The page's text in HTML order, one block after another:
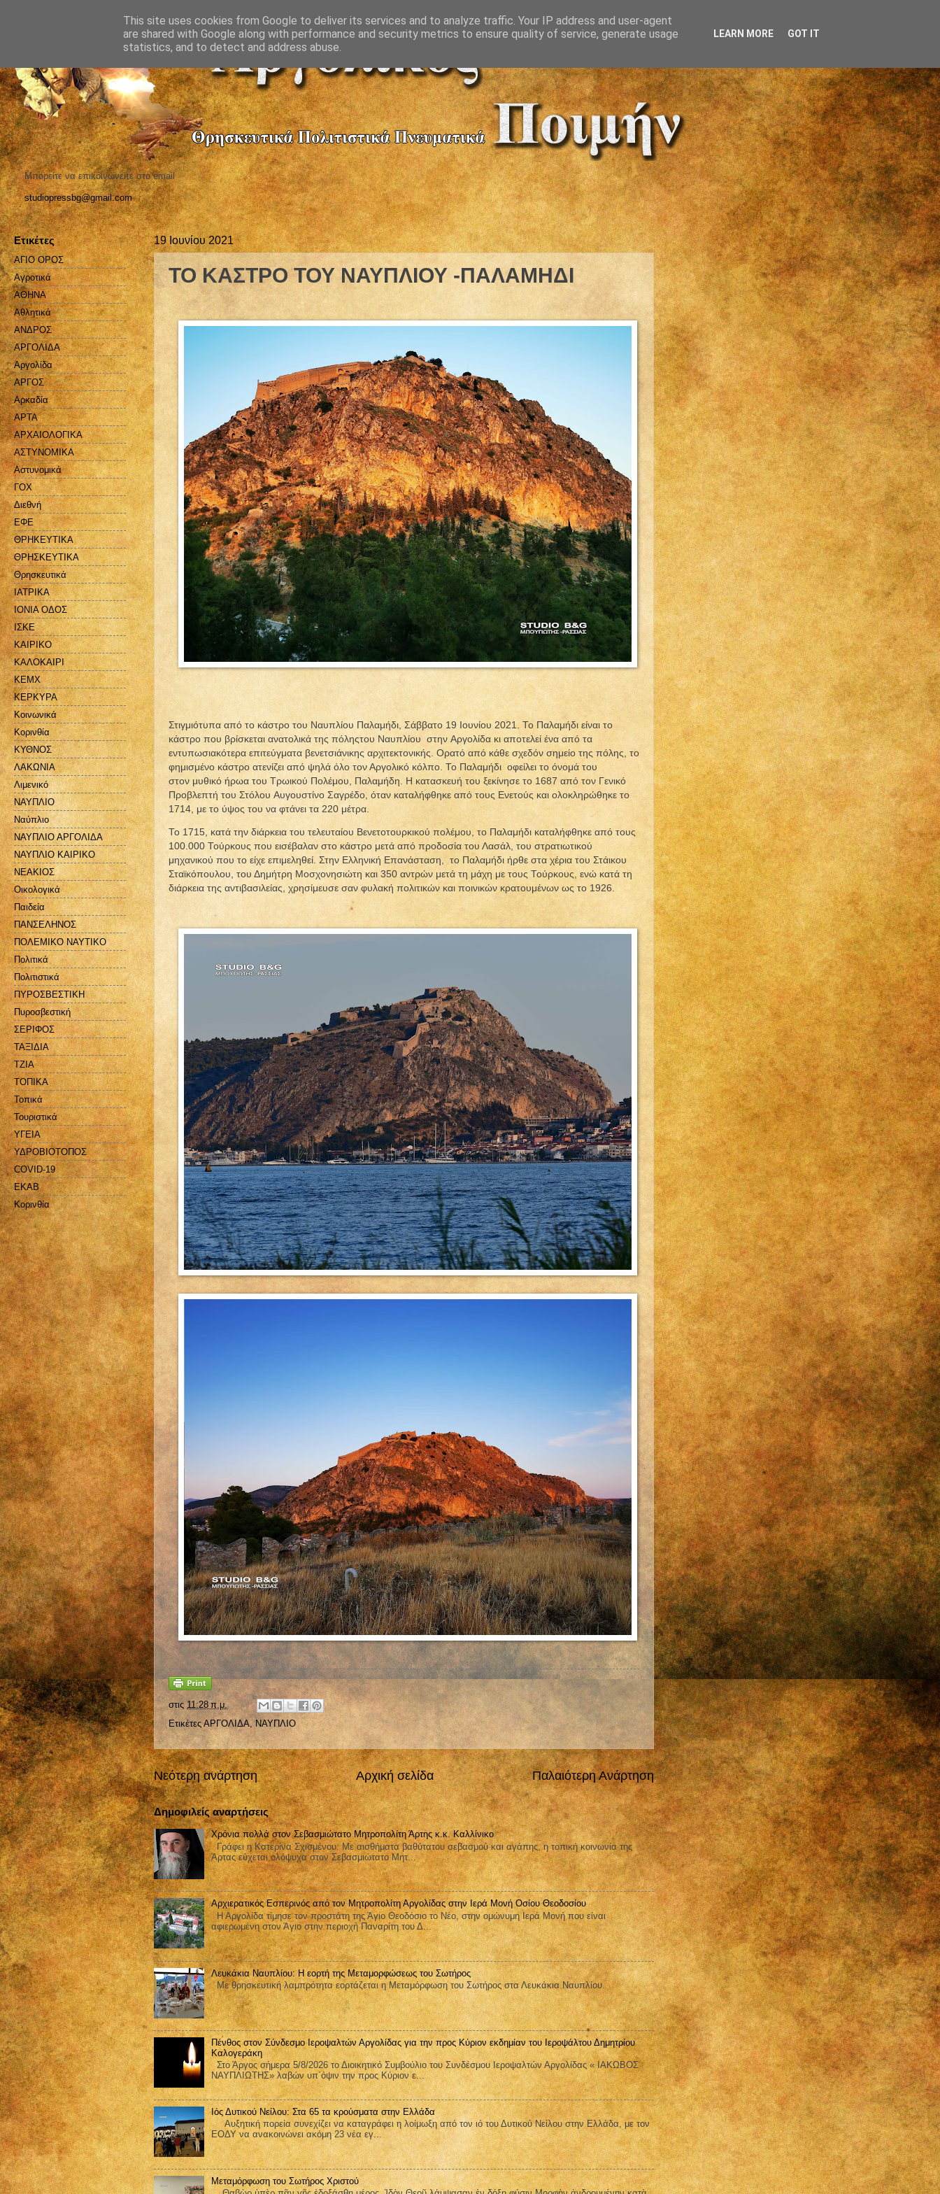
Μπορείτε να επικοινωνείτε στο email
studiopressbg@gmail.com
19 Ιουνίου 2021
ΤΟ ΚΑΣΤΡΟ ΤΟΥ ΝΑΥΠΛΙΟΥ -ΠΑΛΑΜΗΔΙ
Στιγμιότυπα από το κάστρο του Ναυπλίου Παλαμήδι, Σάββατο 19 Ιουνίου 2021. Το Παλαμήδι είναι το
κάστρο που βρίσκεται ανατολικά της πόληςτου Ναυπλίου στην Αργολίδα κι αποτελεί ένα από τα
εντυπωσιακότερα επιτεύγματα βενετσιάνικης αρχιτεκτονικής. Ορατό από κάθε σχεδόν σημείο της πόλης, το
φημισμένο κάστρο ατενίζει από ψηλά όλο τον Αργολικό κόλπο. Το Παλαμήδι οφείλει το όνομά του
στον μυθικό ήρωα του Τρωικού Πολέμου, Παλαμήδη. Η κατασκευή του ξεκίνησε το 1687 από τον Γενικό
Προβλεπτή του Στόλου Aυγουστίνο Σαγρέδο, όταν καταλήφθηκε από τους Ενετούς και ολοκληρώθηκε το
1714, με το ύψος του να φτάνει τα 220 μέτρα.
Το 1715, κατά την διάρκεια του τελευταίου Βενετοτουρκικού πολέμου, το Παλαμήδι καταλήφθηκε από τους
100.000 Τούρκους που εισέβαλαν στο κάστρο μετά από προδοσία του Λασάλ, του στρατιωτικού
μηχανικού που το είχε επιμεληθεί. Στην Ελληνική Επανάσταση, το Παλαμήδι ήρθε στα χέρια του Στάικου
Σταϊκόπουλου, του Δημήτρη Μοσχονησιώτη και 350 αντρών μετά τη μάχη με τους Τούρκους, ενώ κατά τη
διάρκεια της αντιβασιλείας, χρησίμευσε σαν φυλακή πολιτικών και ποινικών κρατουμένων ως το 1926.
στις11:28 π.μ.
ΕτικέτεςΑΡΓΟΛΙΔΑ,ΝΑΥΠΛΙΟ
Νεότερη ανάρτηση Παλαιότερη Ανάρτηση
Αρχική σελίδα
Δημοφιλείς αναρτήσεις
Χρόνια πολλά στον Σεβασμιώτατο Μητροπολίτη Άρτης κ.κ. Καλλίνικο
Γράφει η Κατερίνα Σχισμένου: Με αισθήματα βαθύτατου σεβασμού και αγάπης, η τοπική κοινωνία της
Άρτας εύχεται ολόψυχα στον Σεβασμιώτατο Μητ...
Αρχιερατικός Εσπερινός από τον Μητροπολίτη Αργολίδας στην Ιερά Μονή Οσίου Θεοδοσίου
Η Αργολίδα τίμησε τον προστάτη της Άγιο Θεοδόσιο το Νέο, στην ομώνυμη Ιερά Μονή που είναι
αφιερωμένη στον Άγιο στην περιοχή Παναρίτη του Δ...
Λευκάκια Ναυπλίου: Η εορτή της Μεταμορφώσεως του Σωτήρος
Με θρησκευτική λαμπρότητα εορτάζεται η Μεταμόρφωση του Σωτήρος στα Λευκάκια Ναυπλίου.
Πένθος στον Σύνδεσμο Ιεροψαλτών Αργολίδας για την προς Κύριον εκδημίαν του Ιεροψάλτου Δημητρίου
Καλογεράκη
Στο Άργος σήμερα 5/8/2026 το Διοικητικό Συμβούλιο του Συνδέσμου Ιεροψαλτών Αργολίδας « ΙΑΚΩΒΟΣ
ΝΑΥΠΛΙΩΤΗΣ» λαβών υπ΄όψιν την προς Κύριον ε...
Ιός Δυτικού Νείλου: Στα 65 τα κρούσματα στην Ελλάδα
Αυξητική πορεία συνεχίζει να καταγράφει η λοίμωξη από τον ιό του Δυτικού Νείλου στην Ελλάδα, με τον
ΕΟΔΥ να ανακοινώνει ακόμη 23 νέα εγ...
Μεταμόρφωση του Σωτήρος Χριστού
Ετικέτες
ΑΓΙΟ ΟΡΟΣ
Αγροτικά
ΑΘΗΝΑ
Αθλητικά
ΑΝΔΡΟΣ
ΑΡΓΟΛΙΔΑ
Αργολίδα
ΑΡΓΟΣ
Αρκαδία
ΑΡΤΑ
ΑΡΧΑΙΟΛΟΓΙΚΑ
ΑΣΤΥΝΟΜΙΚΑ
Αστυνομικά
ΓΟΧ
Διεθνή
ΕΦΕ
ΘΡΗΚΕΥΤΙΚΑ
ΘΡΗΣΚΕΥΤΙΚΑ
Θρησκευτικά
ΙΑΤΡΙΚΑ
ΙΟΝΙΑ ΟΔΟΣ
ΙΣΚΕ
ΚΑΙΡΙΚΟ
ΚΑΛΟΚΑΙΡΙ
ΚΕΜΧ
ΚΕΡΚΥΡΑ
Κοινωνικά
Κορινθία
ΚΥΘΝΟΣ
ΛΑΚΩΝΙΑ
Λιμενικό
ΝΑΥΠΛΙΟ
Ναύπλιο
ΝΑΥΠΛΙΟ ΑΡΓΟΛΙΔΑ
ΝΑΥΠΛΙΟ ΚΑΙΡΙΚΟ
ΝΕΑΚΙΟΣ
Οικολογικά
Παιδεία
ΠΑΝΣΕΛΗΝΟΣ
ΠΟΛΕΜΙΚΟ ΝΑΥΤΙΚΟ
Πολιτικά
Πολιτιστικά
ΠΥΡΟΣΒΕΣΤΙΚΗ
Πυροσβεστική
ΣΕΡΙΦΟΣ
ΤΑΞΙΔΙΑ
ΤΖΙΑ
ΤΟΠΙΚΑ
Τοπικά
Τουριστικά
ΥΓΕΙΑ
ΥΔΡΟΒΙΟΤΟΠΟΣ
COVID-19
EKAB
Kορινθία
This site uses cookies from Google to deliver its services and to analyze traffic. Your IP address and user-agent
are shared with Google along with performance and security metrics to ensure quality of service, generate usage
statistics, and to detect and address abuse.
LEARN MORE GOT IT